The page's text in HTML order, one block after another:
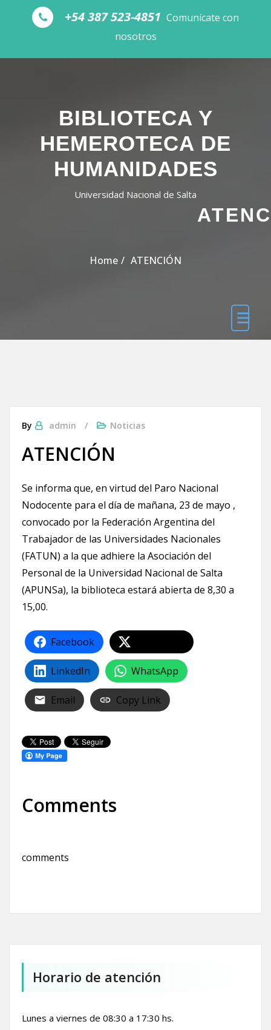
Skip to the content
+54 387 523-4851 Comunícate con
nosotros
BIBLIOTECA Y
HEMEROTECA DE
HUMANIDADES
Universidad Nacional de Salta
Home ATENCIÓN
By admin Noticias
ATENCIÓN
Se informa que, en virtud del Paro Nacional
Nodocente para el día de mañana, 23 de mayo ,
convocado por la Federación Argentina del
Trabajador de las Universidades Nacionales
(FATUN) a la que adhiere la Asociación del
Personal de la Universidad Nacional de Salta
(APUNSa), la biblioteca estará abierta de 8,30 a
15,00.
Facebook
LinkedIn WhatsApp
Email Copy Link
Comments
comments
Horario de atención
Lunes a viernes de 08:30 a 17:30 hs.